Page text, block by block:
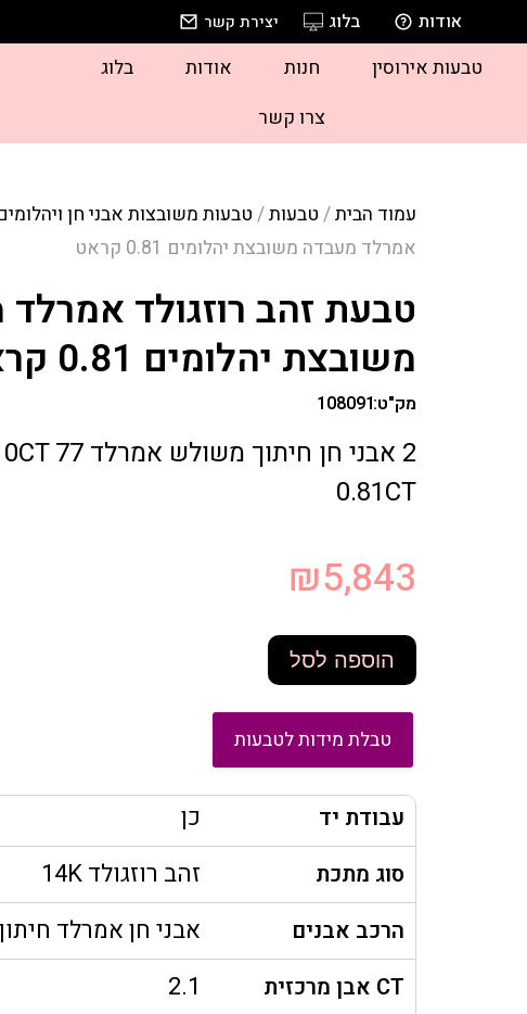
אודות בלוג יצירת קשר
טבעות אירוסין חנות אודות
בלוג
צרו קשר
עמוד הבית/ טבעות/ טבעות משובצות אבני חן
אמרלד מעבדה משובצת יהלומים 0.81 קראט
טבעת זהב רוזגולד
משובצת יהלומים 0.81 קראט
מק"ט:108091
0.81CT
₪5,843
הוספה לסל
טבלת מידות לטבעות
עבודת יד כן
סוג מתכת זהב רוזגולד 14K
הרכב אבנים אבני חן אמרלד
CT אבן מרכזית 2.1